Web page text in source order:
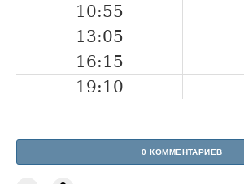
10:55
13:05
16:15
19:10
0 КОММЕНТАРИЕВ